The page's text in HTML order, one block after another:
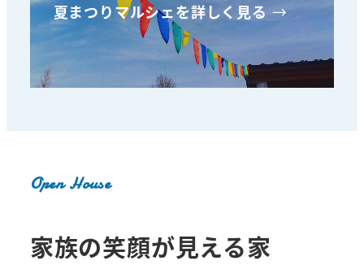
夏まつりマルシェを詳しく見る →
Open House
家族の笑顔が見える家